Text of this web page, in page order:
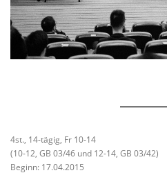
4st., 14-tägig, Fr 10-14
(10-12, GB 03/46 und 12-14, GB 03/42)
Beginn: 17.04.2015